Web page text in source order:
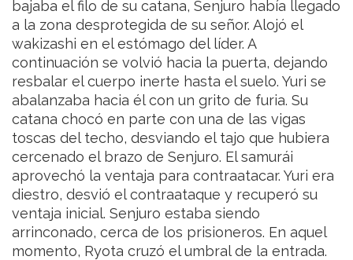
bajaba el filo de su catana, Senjuro había llegado
a la zona desprotegida de su señor. Alojó el
wakizashi en el estómago del líder. A
continuación se volvió hacia la puerta, dejando
resbalar el cuerpo inerte hasta el suelo. Yuri se
abalanzaba hacia él con un grito de furia. Su
catana chocó en parte con una de las vigas
toscas del techo, desviando el tajo que hubiera
cercenado el brazo de Senjuro. El samurái
aprovechó la ventaja para contraatacar. Yuri era
diestro, desvió el contraataque y recuperó su
ventaja inicial. Senjuro estaba siendo
arrinconado, cerca de los prisioneros. En aquel
momento, Ryota cruzó el umbral de la entrada.